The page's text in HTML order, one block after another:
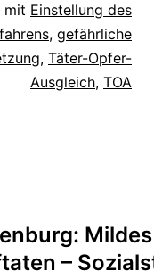
mit Einstellung des
, gefährliche
, Täter-Opfer-
Ausgleich, TOA
–